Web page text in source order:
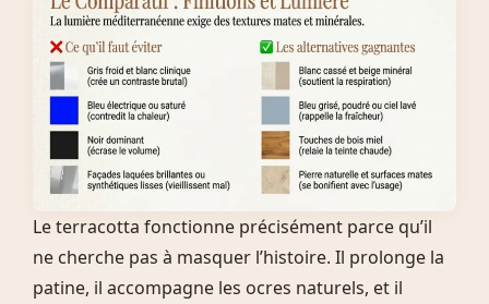
Le terracotta fonctionne précisément parce qu’il
ne cherche pas à masquer l’histoire. Il prolonge la
patine, il accompagne les ocres naturels, et il